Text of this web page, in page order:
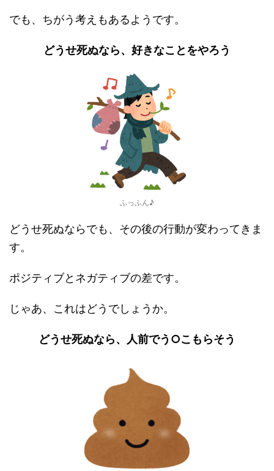
でも、ちがう考えもあるようです。
どうせ死ぬなら、好きなことをやろう
ふっふん♪
どうせ死ぬならでも、その後の行動が変わってきま
す。
ポジティブとネガティブの差です。
じゃあ、これはどうでしょうか。
どうせ死ぬなら、人前でう○こもらそう